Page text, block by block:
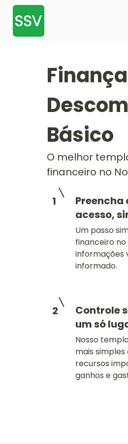
Básico
O melhor
financeiro no
1
Preencha
acesso,
Um passo
financeiro no
informações
informado.
2
Controle
um só
Nosso
mais
recursos
ganhos e